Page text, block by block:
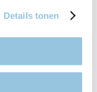
Details tonen